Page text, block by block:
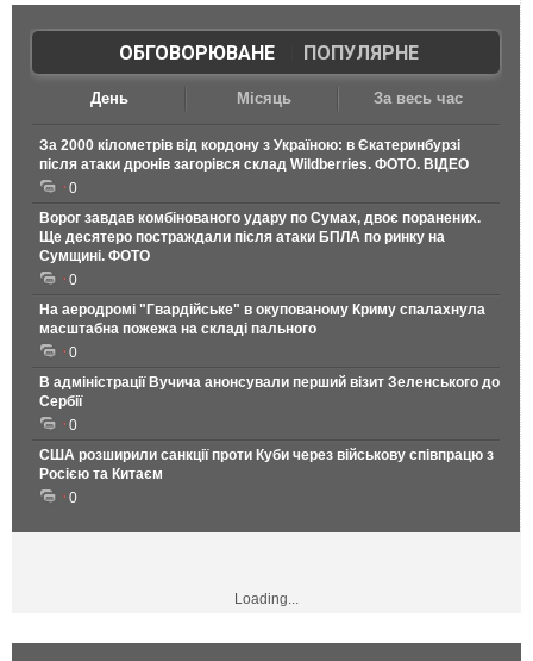
ОБГОВОРЮВАНЕ| ПОПУЛЯРНЕ
День Місяць За весь час
За 2000 кілометрів від кордону з Україною: в Єкатеринбурзі
після атаки дронів загорівся склад Wildberries. ФОТО. ВІДЕО
0
Ворог завдав комбінованого удару по Сумах, двоє поранених.
Ще десятеро постраждали після атаки БПЛА по ринку на
Сумщині. ФОТО
0
На аеродромі "Гвардійське" в окупованому Криму спалахнула
масштабна пожежа на складі пального
0
В адміністрації Вучича анонсували перший візит Зеленського до
Сербії
0
США розширили санкції проти Куби через військову співпрацю з
Росією та Китаєм
0
Loading...